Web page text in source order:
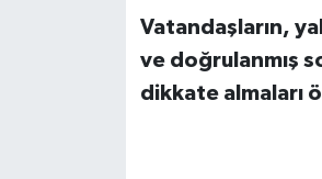
Vatandaşların,
ve doğrulanmış
dikkate almaları